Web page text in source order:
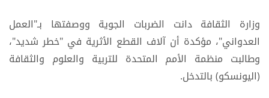
وزارة الثقافة دانت الضربات الجوية ووصفتها بـ"العمل
العدواني"، مؤكدة أن آلاف القطع الأثرية في "خطر شديد"،
وطالبت منظمة الأمم المتحدة للتربية والعلوم والثقافة
(اليونسكو) بالتدخل.